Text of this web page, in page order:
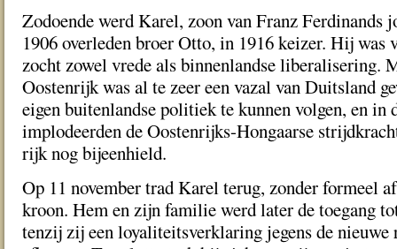
Zodoende werd Karel, zoon van Franz Ferdinands
1906 overleden broer Otto, in 1916 keizer. Hij was
zocht zowel vrede als binnenlandse liberalisering.
Oostenrijk was al te zeer een vazal van Duitsland
eigen buitenlandse politiek te kunnen volgen, en in
implodeerden de Oostenrijks-Hongaarse
rijk nog bijeenhield.
Op 11 november trad Karel terug, zonder formeel
kroon. Hem en zijn familie werd later de toegang
tenzij zij een loyaliteitsverklaring jegens de nieuwe